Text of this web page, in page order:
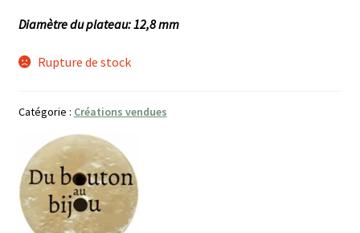
Diamètre du plateau: 12,8 mm
Rupture de stock
Catégorie : Créations vendues